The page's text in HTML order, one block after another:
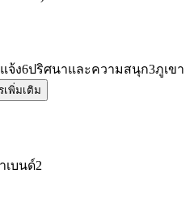
จ้ง6ปริศนาและความสนุก3ภูเขา
เพิ่มเติม
เบนด์2